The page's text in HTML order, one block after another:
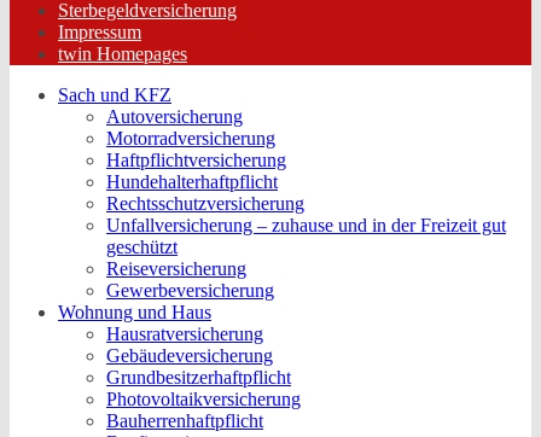
Sterbegeldversicherung
Impressum
twin Homepages
Sach und KFZ
Autoversicherung
Motorradversicherung
Haftpflichtversicherung
Hundehalterhaftpflicht
Rechtsschutzversicherung
Unfallversicherung – zuhause und in der Freizeit gut
geschützt
Reiseversicherung
Gewerbeversicherung
Wohnung und Haus
Hausratversicherung
Gebäudeversicherung
Grundbesitzerhaftpflicht
Photovoltaikversicherung
Bauherrenhaftpflicht